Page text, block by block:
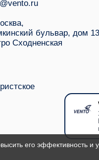
бульвар, дом
Сходненская
его эффективность и